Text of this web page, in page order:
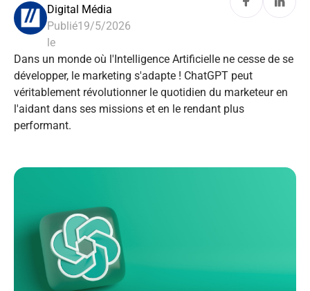
Digital Média
Publié
le
19/5/2026
Dans un monde où l'Intelligence Artificielle ne cesse de se
développer, le marketing s'adapte ! ChatGPT peut
véritablement révolutionner le quotidien du marketeur en
l'aidant dans ses missions et en le rendant plus
performant.